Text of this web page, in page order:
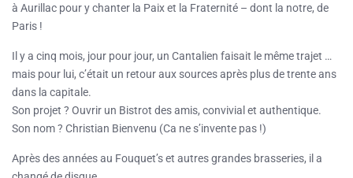
à Aurillac pour y chanter la Paix et la Fraternité – dont la notre, de
Paris !
Il y a cinq mois, jour pour jour, un Cantalien faisait le même trajet …
mais pour lui, c’était un retour aux sources après plus de trente ans
dans la capitale.
Son projet ? Ouvrir un Bistrot des amis, convivial et authentique.
Son nom ? Christian Bienvenu (Ca ne s’invente pas !)
Après des années au Fouquet’s et autres grandes brasseries, il a